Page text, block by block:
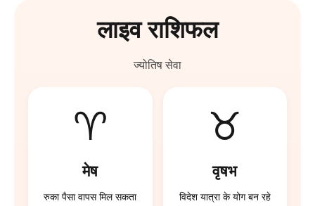
लाइव राशिफल
ज्योतिष सेवा
♈
मेष
रुका पैसा वापस मिल सकता
♉
वृषभ
विदेश यात्रा के योग बन रहे